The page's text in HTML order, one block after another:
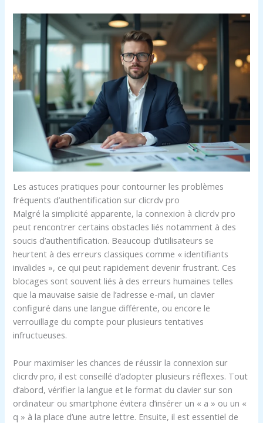
Les astuces pratiques pour contourner les problèmes
fréquents d’authentification sur clicrdv pro
Malgré la simplicité apparente, la connexion à clicrdv pro
peut rencontrer certains obstacles liés notamment à des
soucis d’authentification. Beaucoup d’utilisateurs se
heurtent à des erreurs classiques comme « identifiants
invalides », ce qui peut rapidement devenir frustrant. Ces
blocages sont souvent liés à des erreurs humaines telles
que la mauvaise saisie de l’adresse e-mail, un clavier
configuré dans une langue différente, ou encore le
verrouillage du compte pour plusieurs tentatives
infructueuses.
Pour maximiser les chances de réussir la connexion sur
clicrdv pro, il est conseillé d’adopter plusieurs réflexes. Tout
d’abord, vérifier la langue et le format du clavier sur son
ordinateur ou smartphone évitera d’insérer un « a » ou un «
q » à la place d’une autre lettre. Ensuite, il est essentiel de